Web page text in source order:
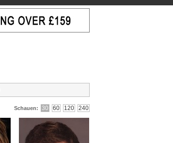
Schauen: 30 60 120 240